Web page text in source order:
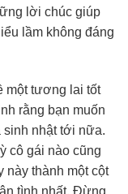
lời chúc giúp
lầm không đáng
một tương lai tốt
rằng bạn muốn
sinh nhật tới nữa.
cô gái nào cũng
này thành một cột